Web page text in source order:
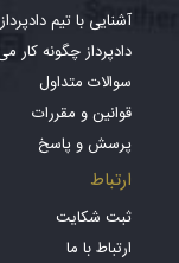
آشنایی با تیم دادپرداز
دادپرداز چگونه کار
سوالات متداول
قوانین و مقررات
پرسش و پاسخ
ارتباط
ثبت شکایت
ارتباط با ما